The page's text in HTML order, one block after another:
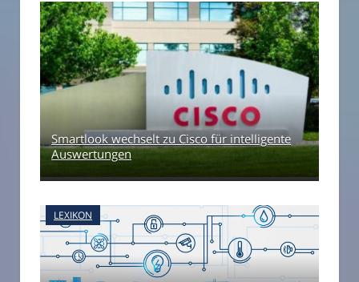
Smartlook wechselt zu Cisco für intelligente
Auswertungen
LEXIKON